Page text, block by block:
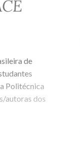
de
Politécnica
autoras dos